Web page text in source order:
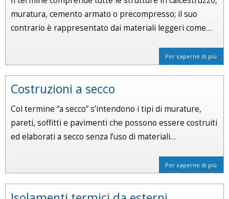
muratura, cemento armato o precompresso; il suo
contrario è rappresentato dai materiali leggeri come…
Per saperne di più
Costruzioni a secco
Col termine “a secco” s’intendono i tipi di murature,
pareti, soffitti e pavimenti che possono essere costruiti
ed elaborati a secco senza l’uso di materiali…
Per saperne di più